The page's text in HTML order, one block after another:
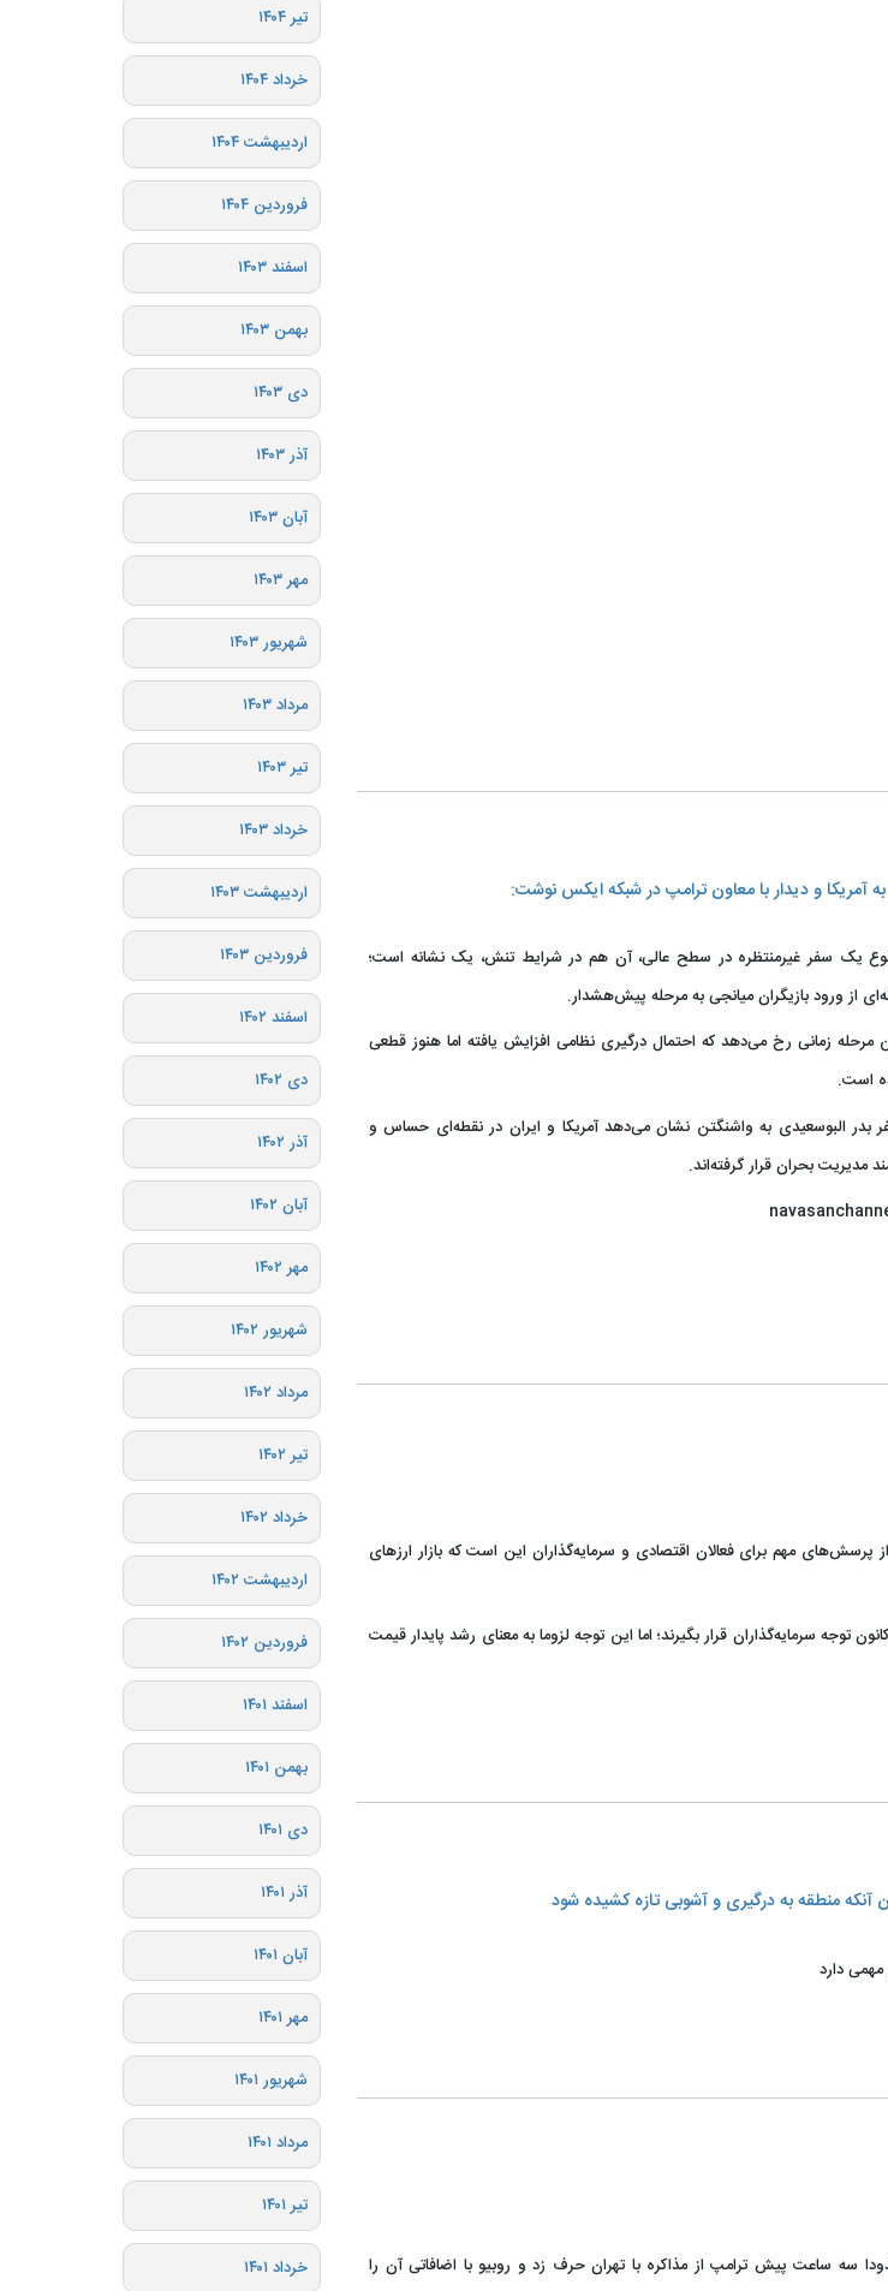
آمریکا و دیدار با معاون ترامپ در شبکه ایکس نوشت:
یک سفر غیرمنتظره در سطح عالی، آن هم در شرایط تنش، یک نشانه است؛
از ورود بازیگران میانجی به مرحله پیش‌هشدار.
مرحله زمانی رخ می‌دهد که احتمال درگیری نظامی افزایش یافته اما هنوز قطعی
است.
بدر البوسعیدی به واشنگتن نشان می‌دهد آمریکا و ایران در نقطه‌ای حساس و
مدیریت بحران قرار گرفته‌اند.
مهم برای فعالان اقتصادی و سرمایه‌گذاران این است که بازار ارزهای
توجه سرمایه‌گذاران قرار بگیرند؛ اما این توجه لزوما به معنای رشد پایدار قیمت
آنکه منطقه به درگیری و آشوبی تازه کشیده شود
دارد
سه ساعت پیش ترامپ از مذاکره با تهران حرف زد و روبیو با اضافاتی آن را
تیر ۱۴۰۴
خرداد ۱۴۰۴
اردیبهشت ۱۴۰۴
فروردین ۱۴۰۴
اسفند ۱۴۰۳
بهمن ۱۴۰۳
دی ۱۴۰۳
آذر ۱۴۰۳
آبان ۱۴۰۳
مهر ۱۴۰۳
شهریور ۱۴۰۳
مرداد ۱۴۰۳
تیر ۱۴۰۳
خرداد ۱۴۰۳
اردیبهشت ۱۴۰۳
فروردین ۱۴۰۳
اسفند ۱۴۰۲
دی ۱۴۰۲
آذر ۱۴۰۲
آبان ۱۴۰۲
مهر ۱۴۰۲
شهریور ۱۴۰۲
مرداد ۱۴۰۲
تیر ۱۴۰۲
خرداد ۱۴۰۲
اردیبهشت ۱۴۰۲
فروردین ۱۴۰۲
اسفند ۱۴۰۱
بهمن ۱۴۰۱
دی ۱۴۰۱
آذر ۱۴۰۱
آبان ۱۴۰۱
مهر ۱۴۰۱
شهریور ۱۴۰۱
مرداد ۱۴۰۱
تیر ۱۴۰۱
خرداد ۱۴۰۱